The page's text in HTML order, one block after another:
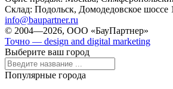
Склад: Подольск, Домодедовское шоссе
info@baupartner.ru
© 2004—2026, ООО «БауПартнер»
Точно — design and digital marketing
Выберите ваш город
Популярные города